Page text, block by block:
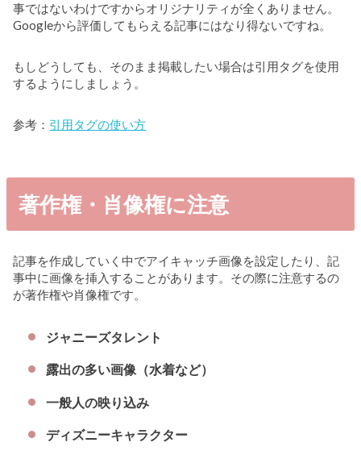
事ではないわけですからオリジナリティが全くありません。
Googleから評価してもらえる記事にはなり得ないですね。
もしどうしても、そのまま掲載したい場合は引用タグを使用
するようにしましょう。
参考： 引用タグの使い方
著作権・肖像権に注意
記事を作成していく中でアイキャッチ画像を設定したり、記
事中に画像を挿入することがあります。その際に注意するの
が著作権や肖像権です。
ジャニーズタレント
露出の多い画像（水着など）
一般人の映り込み
ディズニーキャラクター